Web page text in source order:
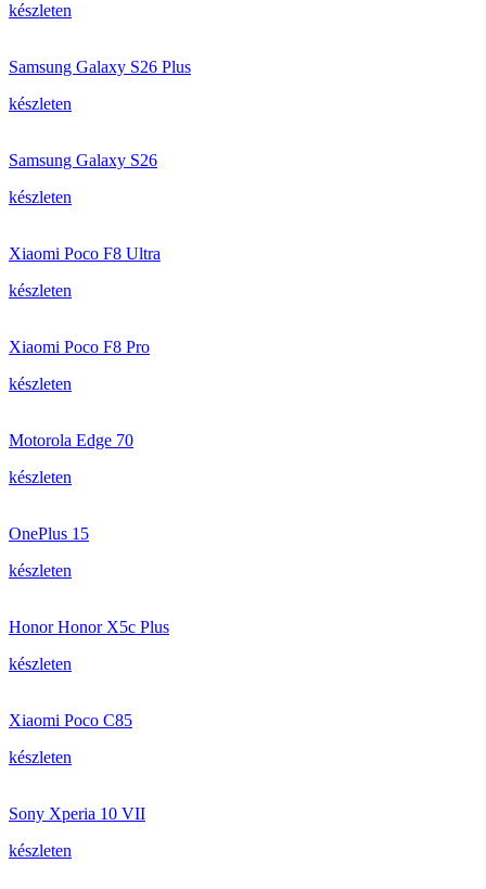
készleten
Samsung Galaxy S26 Plus
készleten
Samsung Galaxy S26
készleten
Xiaomi Poco F8 Ultra
készleten
Xiaomi Poco F8 Pro
készleten
Motorola Edge 70
készleten
OnePlus 15
készleten
Honor Honor X5c Plus
készleten
Xiaomi Poco C85
készleten
Sony Xperia 10 VII
készleten